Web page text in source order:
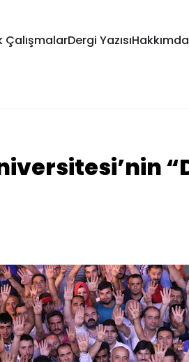
ÇalışmalarDergi YazısıHakkımda